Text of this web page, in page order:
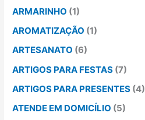
ARMARINHO (1)
AROMATIZAÇÃO (1)
ARTESANATO (6)
ARTIGOS PARA FESTAS (7)
ARTIGOS PARA PRESENTES (4)
ATENDE EM DOMICÍLIO (5)